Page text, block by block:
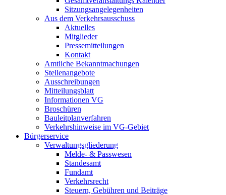
Sitzungsangelegenheiten
Aus dem Verkehrsausschuss
Aktuelles
Mitglieder
Pressemitteilungen
Kontakt
Amtliche Bekanntmachungen
Stellenangebote
Ausschreibungen
Mitteilungsblatt
Informationen VG
Broschüren
Bauleitplanverfahren
Verkehrshinweise im VG-Gebiet
Bürgerservice
Verwaltungsgliederung
Melde- & Passwesen
Standesamt
Fundamt
Verkehrsrecht
Steuern, Gebühren und Beiträge